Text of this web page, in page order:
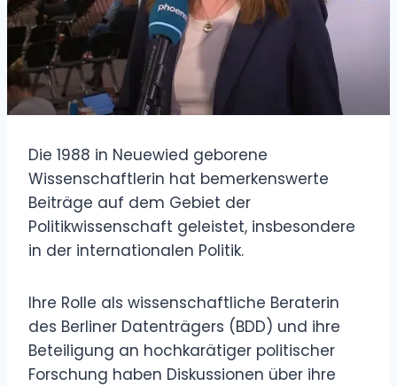
Die 1988 in Neuewied geborene
Wissenschaftlerin hat bemerkenswerte
Beiträge auf dem Gebiet der
Politikwissenschaft geleistet, insbesondere
in der internationalen Politik.
Ihre Rolle als wissenschaftliche Beraterin
des Berliner Datenträgers (BDD) und ihre
Beteiligung an hochkarätiger politischer
Forschung haben Diskussionen über ihre